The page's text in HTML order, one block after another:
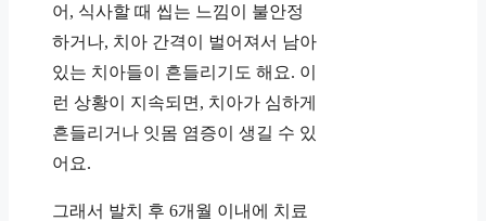
어, 식사할 때 씹는 느낌이 불안정
하거나, 치아 간격이 벌어져서 남아
있는 치아들이 흔들리기도 해요. 이
런 상황이 지속되면, 치아가 심하게
흔들리거나 잇몸 염증이 생길 수 있
어요.
그래서 발치 후 6개월 이내에 치료